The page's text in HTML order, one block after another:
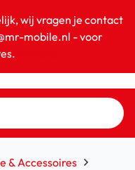
wij vragen je contact
mobile.nl - voor
& Accessoires